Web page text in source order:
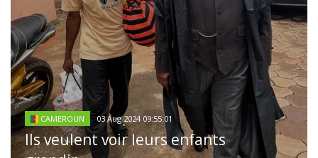
CAMEROUN 03 Aug 2024 09:55:01
Ils veulent voir leurs enfants